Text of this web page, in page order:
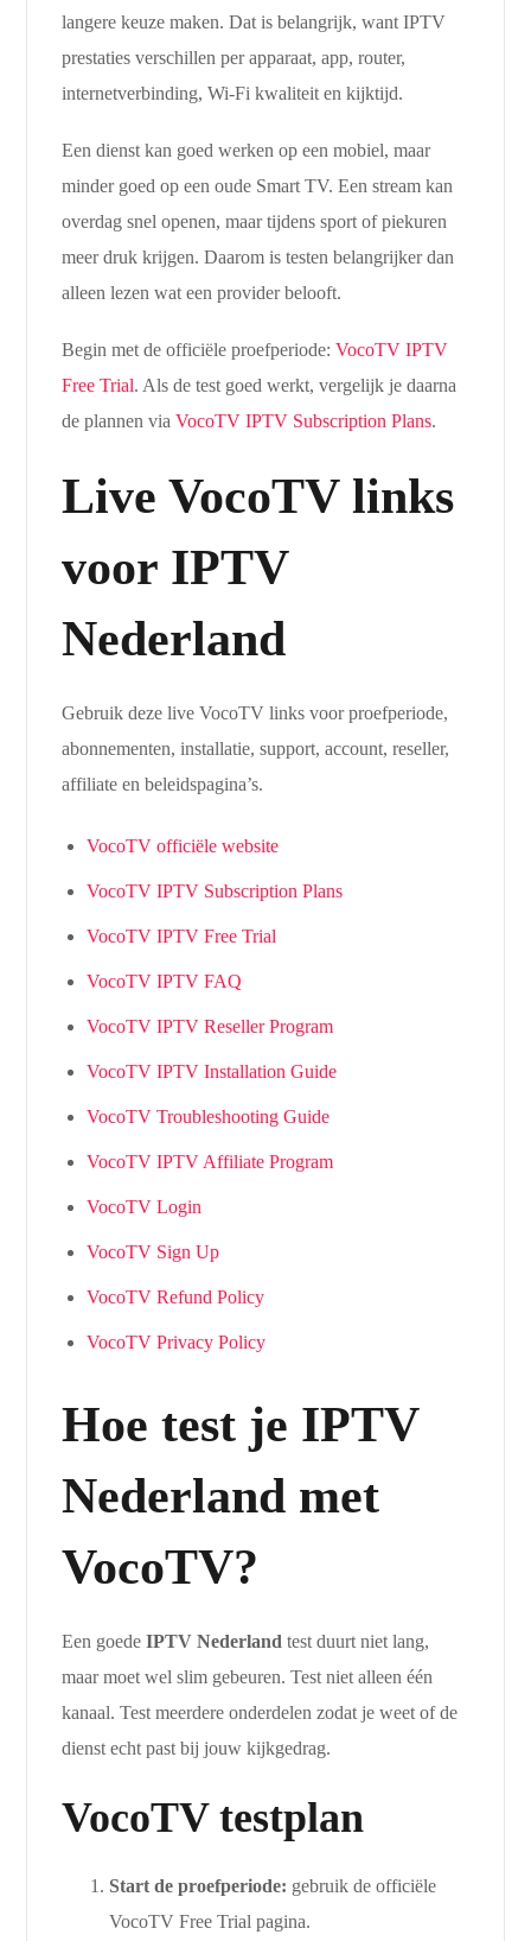
langere keuze maken. Dat is belangrijk, want IPTV
prestaties verschillen per apparaat, app, router,
internetverbinding, Wi-Fi kwaliteit en kijktijd.
Een dienst kan goed werken op een mobiel, maar
minder goed op een oude Smart TV. Een stream kan
overdag snel openen, maar tijdens sport of piekuren
meer druk krijgen. Daarom is testen belangrijker dan
alleen lezen wat een provider belooft.
Begin met de officiële proefperiode:VocoTV IPTV
Free Trial. Als de test goed werkt, vergelijk je daarna
de plannen viaVocoTV IPTV Subscription Plans.
Live VocoTV links
voor IPTV
Nederland
Gebruik deze live VocoTV links voor proefperiode,
abonnementen, installatie, support, account, reseller,
affiliate en beleidspagina’s.
VocoTV officiële website
VocoTV IPTV Subscription Plans
VocoTV IPTV Free Trial
VocoTV IPTV FAQ
VocoTV IPTV Reseller Program
VocoTV IPTV Installation Guide
VocoTV Troubleshooting Guide
VocoTV IPTV Affiliate Program
VocoTV Login
VocoTV Sign Up
VocoTV Refund Policy
VocoTV Privacy Policy
Hoe test je IPTV
Nederland met
VocoTV?
Een goedeIPTV Nederland test duurt niet lang,
maar moet wel slim gebeuren. Test niet alleen één
kanaal. Test meerdere onderdelen zodat je weet of de
dienst echt past bij jouw kijkgedrag.
VocoTV testplan
Start de proefperiode: gebruik de officiële
VocoTV Free Trial pagina.